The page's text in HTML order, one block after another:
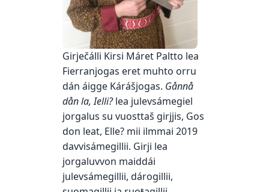
Girječálli Kirsi Máret Paltto lea
Fierranjogas eret muhto orru
dán áigge Kárášjogas. Gånnå
dån la, Ielli?lea julevsámegiel
jorgalus su vuosttaš girjjis, Gos
don leat, Elle? mii ilmmai 2019
davvisámegillii. Girji lea
jorgaluvvon maiddái
julevsámegillii, dárogillii,